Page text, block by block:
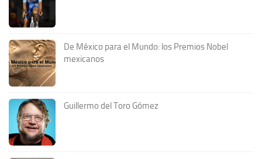
De México para el Mundo: los Premios Nobel
mexicanos
Guillermo del Toro Gómez